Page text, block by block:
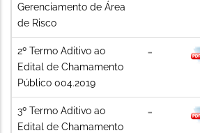
Gerenciamento de Área
de Risco
2º Termo Aditivo ao
Edital de Chamamento
Público 004.2019
3º Termo Aditivo ao
Edital de Chamamento